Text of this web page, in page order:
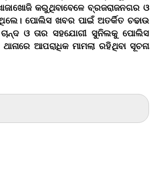
କରୁଥିବାବେଳେ ବ୍ରଜରାଜନଗର ଓ
ପୋଲିସ ଖବର ପାଇଁ ଅତର୍କିତ ଚଢାଉ
ଓ ତାର ସହଯୋଗୀ ସୁନିଲକୁ ପୋଲିସ
ଆପରାଧିକ ମାମଲା ରହିଥିବା ସୂଚନା